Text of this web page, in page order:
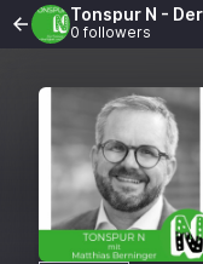
0 followers